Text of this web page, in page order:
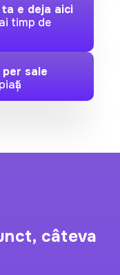
e deja aici
timp de
sale
câteva